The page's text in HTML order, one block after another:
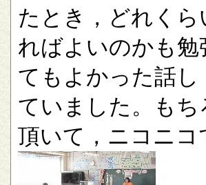
たとき，どれく
ればよいのかも
てもよかった話し
ていました。も
頂いて，ニコニコ